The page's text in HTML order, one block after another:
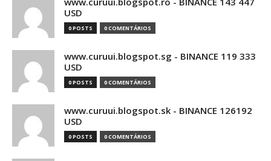
USD
0 POSTS 0 COMENTÁRIOS
www.curuui.blogspot.sg - BINANCE 119 333
USD
0 POSTS 0 COMENTÁRIOS
www.curuui.blogspot.sk - BINANCE 126192
USD
0 POSTS 0 COMENTÁRIOS